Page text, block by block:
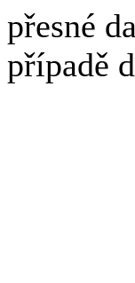
přesné
případě